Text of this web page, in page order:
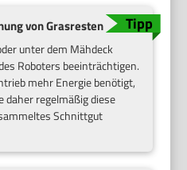
von Grasresten
unter dem Mähdeck
Roboters beeinträchtigen.
mehr Energie benötigt,
daher regelmäßig diese
Schnittgut